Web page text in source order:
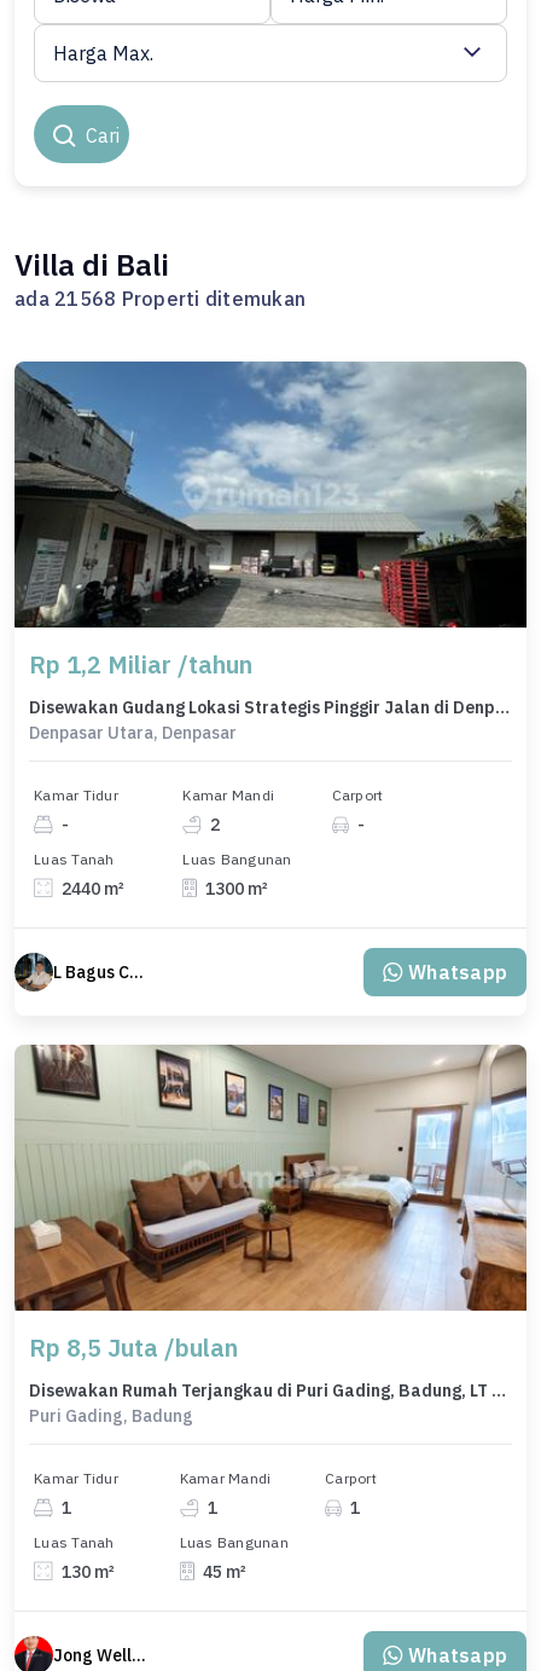
Cari
Harga Max.
Villa di Bali
ada 21568 Properti ditemukan
Rp 1,2 Miliar /tahun
Disewakan Gudang Lokasi Strategis Pinggir Jalan di Denpasar Utara
Denpasar Utara, Denpasar
Kamar Tidur
-
Kamar Mandi
2
Carport
-
Luas Tanah
2440 m²
Luas Bangunan
1300 m²
L Bagus Cakra Baskara Whatsapp
Rp 8,5 Juta /bulan
Disewakan Rumah Terjangkau di Puri Gading, Badung, LT 130m²
Puri Gading, Badung
Kamar Tidur
1
Kamar Mandi
1
Carport
1
Luas Tanah
130 m²
Luas Bangunan
45 m²
Jong Welly Sutrisno Whatsapp